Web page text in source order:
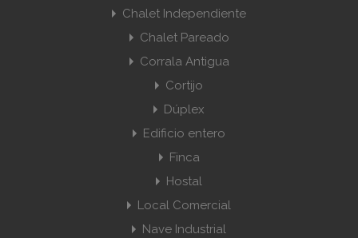
Chalet Independiente
Chalet Pareado
Corrala Antigua
Cortijo
Dúplex
Edificio entero
Finca
Hostal
Local Comercial
Nave Industrial